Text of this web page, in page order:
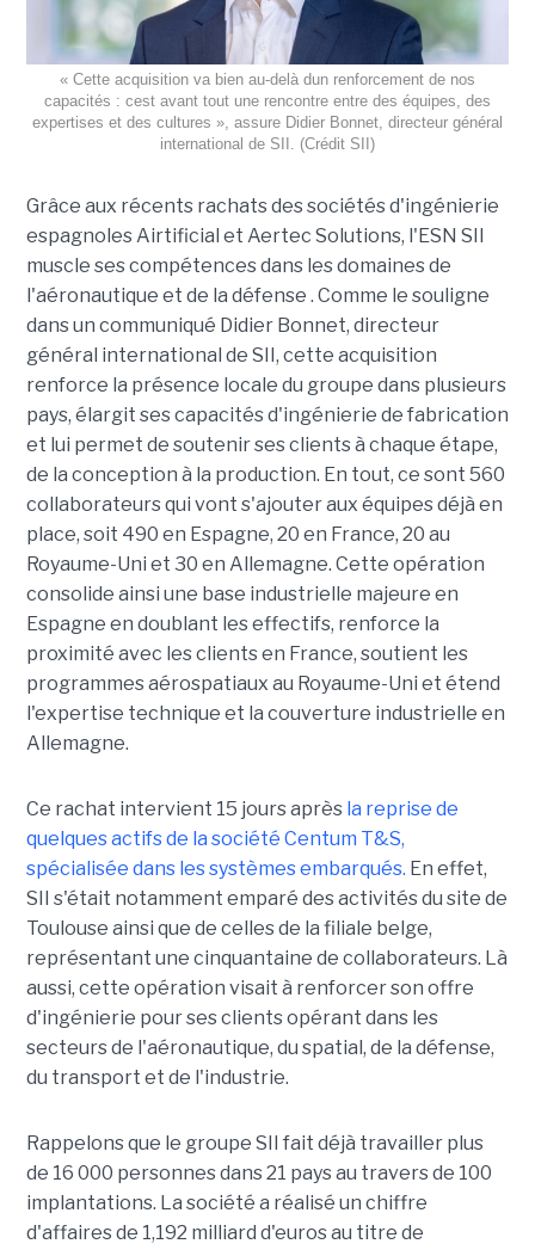
« Cette acquisition va bien au-delà dun renforcement de nos
capacités : cest avant tout une rencontre entre des équipes, des
expertises et des cultures », assure Didier Bonnet, directeur général
international de SII. (Crédit SII)
Grâce aux récents rachats des sociétés d'ingénierie
espagnoles Airtificial et Aertec Solutions, l'ESN SII
muscle ses compétences dans les domaines de
l'aéronautique et de la défense . Comme le souligne
dans un communiqué Didier Bonnet, directeur
général international de SII, cette acquisition
renforce la présence locale du groupe dans plusieurs
pays, élargit ses capacités d'ingénierie de fabrication
et lui permet de soutenir ses clients à chaque étape,
de la conception à la production. En tout, ce sont 560
collaborateurs qui vont s'ajouter aux équipes déjà en
place, soit 490 en Espagne, 20 en France, 20 au
Royaume-Uni et 30 en Allemagne. Cette opération
consolide ainsi une base industrielle majeure en
Espagne en doublant les effectifs, renforce la
proximité avec les clients en France, soutient les
programmes aérospatiaux au Royaume-Uni et étend
l'expertise technique et la couverture industrielle en
Allemagne.
Ce rachat intervient 15 jours après la reprise de
quelques actifs de la société Centum T&S,
spécialisée dans les systèmes embarqués. En effet,
SII s'était notamment emparé des activités du site de
Toulouse ainsi que de celles de la filiale belge,
représentant une cinquantaine de collaborateurs. Là
aussi, cette opération visait à renforcer son offre
d'ingénierie pour ses clients opérant dans les
secteurs de l'aéronautique, du spatial, de la défense,
du transport et de l'industrie.
Rappelons que le groupe SII fait déjà travailler plus
de 16 000 personnes dans 21 pays au travers de 100
implantations. La société a réalisé un chiffre
d'affaires de 1,192 milliard d'euros au titre de